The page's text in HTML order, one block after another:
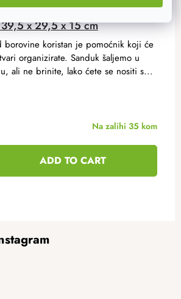
x 29,5 x 15 cm
Na zalihi 35 kom
ADD TO CART
borovine koristan je pomoćnik koji će
organizirate. Sanduk šaljemo u
ali ne brinite, lako ćete se nositi s...